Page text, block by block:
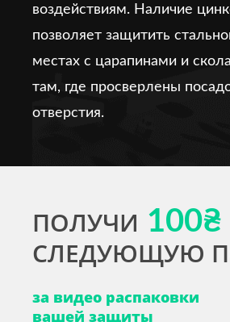
воздействиям. Наличие
позволяет защитить
местах с царапинами и
там, где просверлены
отверстия.
ПОЛУЧИ 100₴
СЛЕДУЮЩУЮ
за видео распаковки
вашей защиты